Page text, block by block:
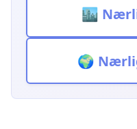
🏙️
🌍